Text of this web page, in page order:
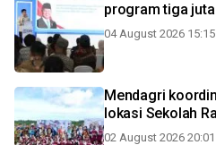
program tiga
04 August 2026 15:15
Mendagri
lokasi Sekolah
02 August 2026 20:01